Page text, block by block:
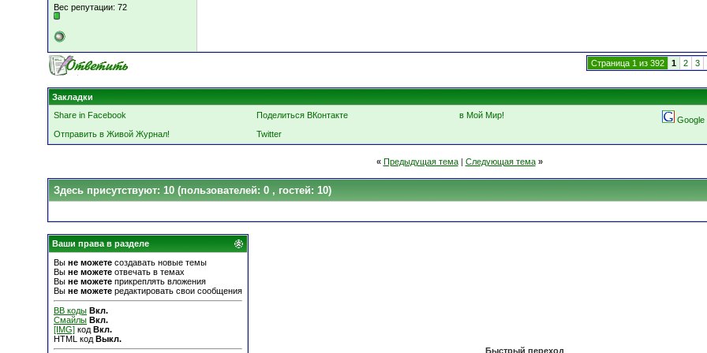
Вес репутации: 72
Страница 1 из 392 1 2 3
Закладки
Share in Facebook
Поделиться ВКонтакте в Мой Мир!
Google
Отправить в Живой Журнал!
Twitter
« Предыдущая тема| Следующая тема »
Здесь присутствуют: 10 (пользователей: 0 , гостей: 10)
Ваши права в разделе
Вы не можете создавать новые темы
Вы не можете отвечать в темах
Вы не можете прикреплять вложения
Вы не можете редактировать свои сообщения
BB коды Вкл.
Смайлы Вкл.
[IMG] код Вкл.
HTML код Выкл.
Быстрый переход